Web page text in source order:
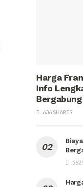
Harga
Info
Bergabung
636 SHARES
562